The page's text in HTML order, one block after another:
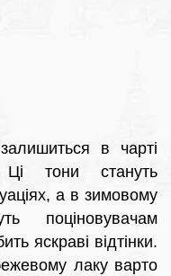
в чарті
Ці тони стануть
а в зимовому
поціновувачам
яскраві відтінки.
лаку варто